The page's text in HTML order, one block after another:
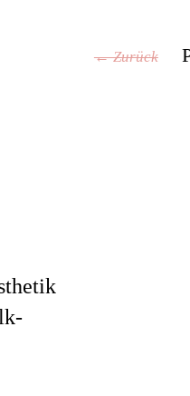
← Zurück